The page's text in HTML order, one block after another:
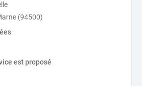
(94500)
est proposé